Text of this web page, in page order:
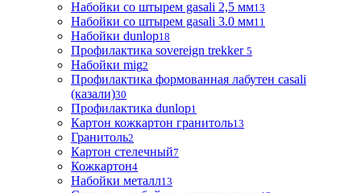
Набойки со штырем gasali 2,5 мм13
Набойки со штырем gasali 3.0 мм11
Набойки dunlop18
Профилактика sovereign trekker 5
Набойки mig2
Профилактика формованная лабутен casali
(казали)30
Профилактика dunlop1
Картон кожкартон гранитоль13
Гранитоль2
Картон стелечный7
Кожкартон4
Набойки металл13